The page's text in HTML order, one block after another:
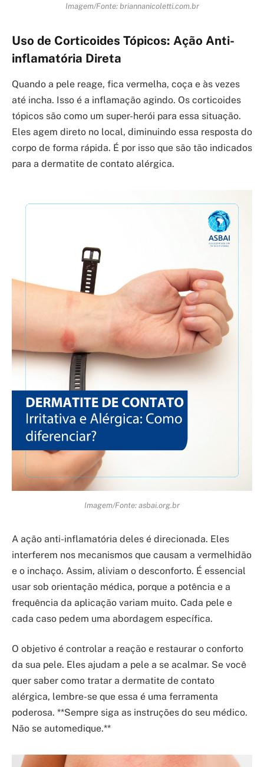
Imagem/Fonte: briannanicoletti.com.br
Uso de Corticoides Tópicos: Ação Anti-
inflamatória Direta
Quando a pele reage, fica vermelha, coça e às vezes
até incha. Isso é a inflamação agindo. Os corticoides
tópicos são como um super-herói para essa situação.
Eles agem direto no local, diminuindo essa resposta do
corpo de forma rápida. É por isso que são tão indicados
para a dermatite de contato alérgica.
Imagem/Fonte: asbai.org.br
A ação anti-inflamatória deles é direcionada. Eles
interferem nos mecanismos que causam a vermelhidão
e o inchaço. Assim, aliviam o desconforto. É essencial
usar sob orientação médica, porque a potência e a
frequência da aplicação variam muito. Cada pele e
cada caso pedem uma abordagem específica.
O objetivo é controlar a reação e restaurar o conforto
da sua pele. Eles ajudam a pele a se acalmar. Se você
quer saber como tratar a dermatite de contato
alérgica, lembre-se que essa é uma ferramenta
poderosa. **Sempre siga as instruções do seu médico.
Não se automedique.**